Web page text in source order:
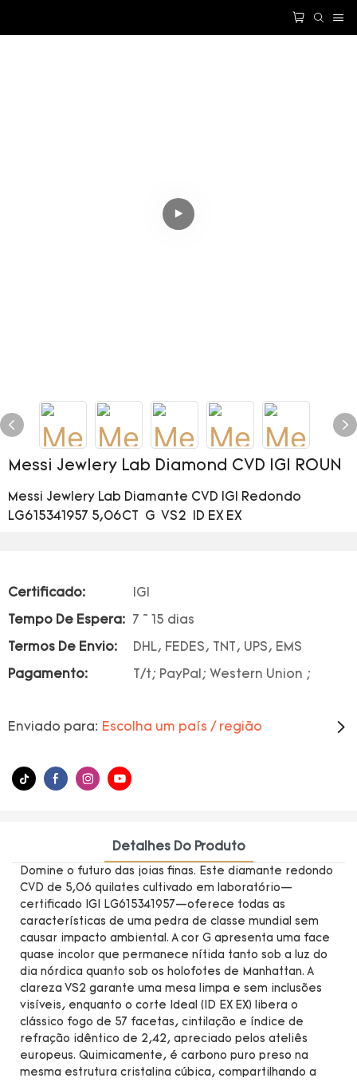
Messi Jewlery Lab Diamond CVD IGI ROUN
Messi Jewlery Lab Diamante CVD IGI Redondo
LG615341957 5,06CT G VS2 ID EX EX
Certificado: IGI
Tempo De Espera: 7 ~ 15 dias
Termos De Envio: DHL, FEDES, TNT, UPS, EMS
Pagamento: T/t; PayPal; Western Union ;
Enviado para: Escolha um país / região
Detalhes Do Produto
Domine o futuro das joias finas. Este diamante redondo
CVD de 5,06 quilates cultivado em laboratório—
certificado IGI LG615341957—oferece todas as
características de uma pedra de classe mundial sem
causar impacto ambiental. A cor G apresenta uma face
quase incolor que permanece nítida tanto sob a luz do
dia nórdica quanto sob os holofotes de Manhattan. A
clareza VS2 garante uma mesa limpa e sem inclusões
visíveis, enquanto o corte Ideal (ID EX EX) libera o
clássico fogo de 57 facetas, cintilação e índice de
refração idêntico de 2,42, apreciado pelos ateliês
europeus. Quimicamente, é carbono puro preso na
mesma estrutura cristalina cúbica, compartilhando a